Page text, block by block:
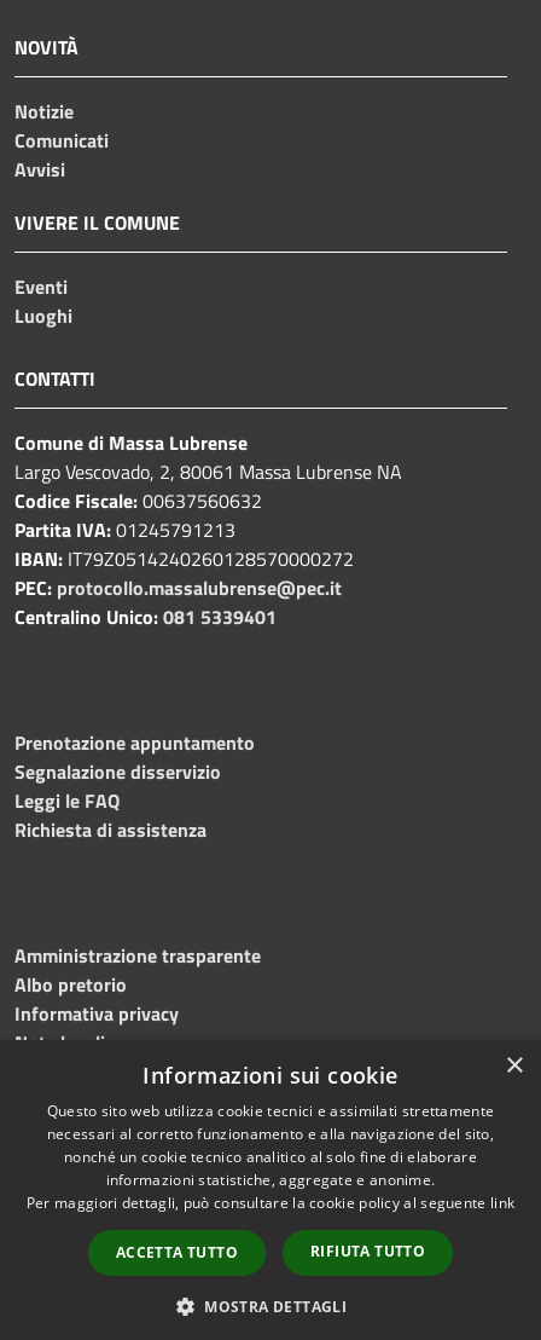
NOVITÀ
Notizie
Comunicati
Avvisi
VIVERE IL COMUNE
Eventi
Luoghi
CONTATTI
Comune di Massa Lubrense
Largo Vescovado, 2, 80061 Massa Lubrense NA
Codice Fiscale:00637560632
Partita IVA:01245791213
IBAN: IT79Z0514240260128570000272
PEC: protocollo.massalubrense@pec.it
Centralino Unico:081 5339401
Prenotazione appuntamento
Segnalazione disservizio
Leggi le FAQ
Richiesta di assistenza
Amministrazione trasparente
Albo pretorio
Informativa privacy
Note legali
Dichiarazione di accessibilità
Accessibilità
Copyright © 2023
•Comune di Massa
Lubrense • Powered
byMunicipium•Redazione
×
Informazioni sui cookie
Questo sito web utilizza cookie tecnici e assimilati strettamente
necessari al corretto funzionamento e alla navigazione del sito,
nonché un cookie tecnico analitico al solo fine di elaborare
informazioni statistiche, aggregate e anonime.
Per maggiori dettagli, può consultare la cookie policy al seguente link
ACCETTA TUTTO RIFIUTA TUTTO
MOSTRA DETTAGLI